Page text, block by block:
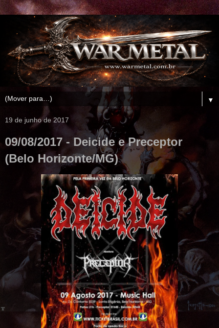
▼
19 de junho de 2017
09/08/2017 - Deicide e Preceptor
(Belo Horizonte/MG)